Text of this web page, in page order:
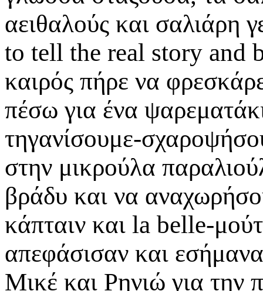
αειθαλούς και σαλιάρη
to tell the real story and
καιρός πήρε να
πέσω για ένα
τηγανίσουμε-
στην μικρούλα
βράδυ και να
κάπταιν και la belle-
απεφάσισαν και
Μικέ και Ρηνιώ για την